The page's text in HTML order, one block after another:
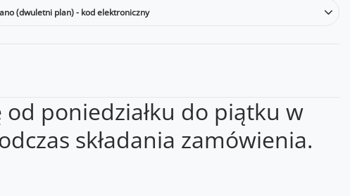
(dwuletni plan) - kod elektroniczny
poniedziałku do piątku w
składania zamówienia.